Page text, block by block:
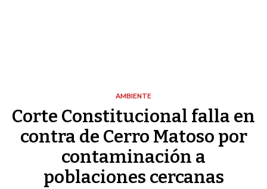
AMBIENTE
Corte Constitucional falla en
contra de Cerro Matoso por
contaminación a
poblaciones cercanas